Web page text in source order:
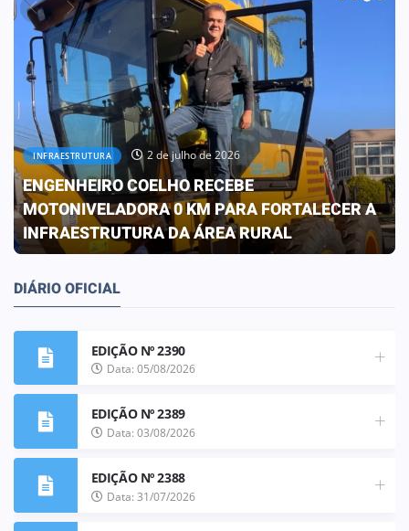
OBRAS 30 de junho de 2026
PREFEITURA CONCLUI OBRA QUE
TRANSFORMA A REALIDADE DA ESCOLA ELIZA
FRANCO DE OLIVEIRA
DIÁRIO OFICIAL
EDIÇÃO Nº 2390
Data: 05/08/2026
EDIÇÃO Nº 2389
Data: 03/08/2026
EDIÇÃO Nº 2388
Data: 31/07/2026